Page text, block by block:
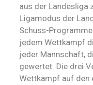
aus der Landesliga
Ligamodus der
Schuss-
jedem Wettkampf
jeder Mannschaft,
gewertet. Die drei
Wettkampf auf den